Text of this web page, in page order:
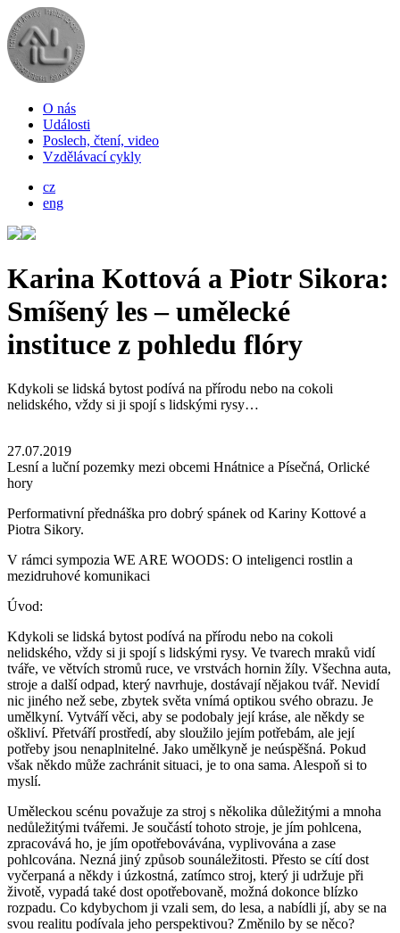
O nás
Události
Poslech, čtení, video
Vzdělávací cykly
cz
eng
Karina Kottová a Piotr Sikora:
Smíšený les – umělecké
instituce z pohledu flóry
Kdykoli se lidská bytost podívá na přírodu nebo na cokoli
nelidského, vždy si ji spojí s lidskými rysy…
27.07.2019
Lesní a luční pozemky mezi obcemi Hnátnice a Písečná, Orlické
hory
Performativní přednáška pro dobrý spánek od Kariny Kottové a
Piotra Sikory.
V rámci sympozia WE ARE WOODS: O inteligenci rostlin a
mezidruhové komunikaci
Úvod:
Kdykoli se lidská bytost podívá na přírodu nebo na cokoli
nelidského, vždy si ji spojí s lidskými rysy. Ve tvarech mraků vidí
tváře, ve větvích stromů ruce, ve vrstvách hornin žíly. Všechna auta,
stroje a další odpad, který navrhuje, dostávají nějakou tvář. Nevidí
nic jiného než sebe, zbytek světa vnímá optikou svého obrazu. Je
umělkyní. Vytváří věci, aby se podobaly její kráse, ale někdy se
oškliví. Přetváří prostředí, aby sloužilo jejím potřebám, ale její
potřeby jsou nenaplnitelné. Jako umělkyně je neúspěšná. Pokud
však někdo může zachránit situaci, je to ona sama. Alespoň si to
myslí.
Uměleckou scénu považuje za stroj s několika důležitými a mnoha
nedůležitými tvářemi. Je součástí tohoto stroje, je jím pohlcena,
zpracovává ho, je jím opotřebovávána, vyplivována a zase
pohlcována. Nezná jiný způsob sounáležitosti. Přesto se cítí dost
vyčerpaná a někdy i úzkostná, zatímco stroj, který ji udržuje při
životě, vypadá také dost opotřebovaně, možná dokonce blízko
rozpadu. Co kdybychom ji vzali sem, do lesa, a nabídli jí, aby se na
svou realitu podívala jeho perspektivou? Změnilo by se něco?